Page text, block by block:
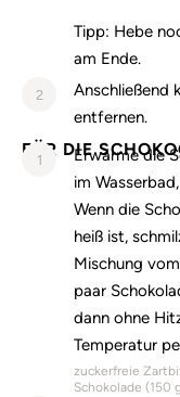
Tipp: Hebe
am Ende.
2
Anschließend
entfernen.
FÜR DIE
1
Erwärme die
im
Wenn die
heiß ist,
Mischung
paar
dann ohne
Temperatur
zuckerfreie
Schokolade (150